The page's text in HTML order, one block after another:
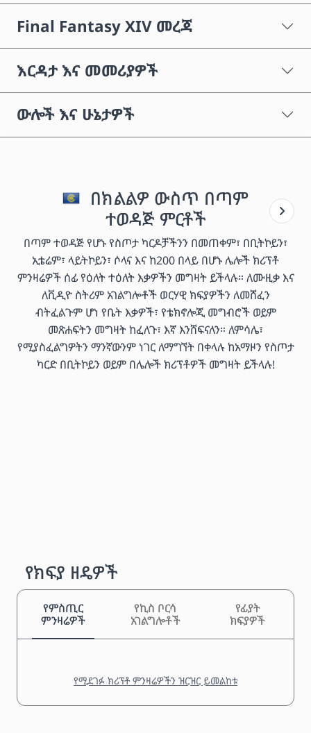
Final Fantasy XIV መረጃ
እርዳታ እና መመሪያዎች
ውሎች እና ሁኔታዎች
በክልልዎ ውስጥ በጣም
ተወዳጅ ምርቶች
በጣም ተወዳጅ የሆኑ የስጦታ ካርዶቻችንን በመጠቀም፣ በቢትኮይን፣
ኢቴሬም፣ ላይትኮይን፣ ሶላና እና ከ200 በላይ በሆኑ ሌሎች ክሪፕቶ
ምንዛሬዎች ሰፊ የዕለት ተዕለት እቃዎችን መግዛት ይችላሉ። ለሙዚቃ እና
ለቪዲዮ ስትሪም አገልግሎቶች ወርሃዊ ክፍያዎችን ለመሸፈን
ብትፈልጉም ሆነ የቤት እቃዎች፣ የቴክኖሎጂ መግብሮች ወይም
መጽሐፍትን መግዛት ከፈለጉ፣ እኛ እንሸፍናለን። ለምሳሌ፣
የሚያስፈልግዎትን ማንኛውንም ነገር ለማግኘት በቀላሉ ከአማዞን የስጦታ
ካርድ በቢትኮይን ወይም በሌሎች ክሪፕቶዎች መግዛት ይችላሉ!
የክፍያ ዘዴዎች
የምስጢር
ምንዛሬዎች
የኪስ ቦርሳ
አገልግሎቶች
የፊያት
ክፍያዎች
የሚደገፉ ክሪፕቶ ምንዛሬዎችን ዝርዝር ይመልከቱ